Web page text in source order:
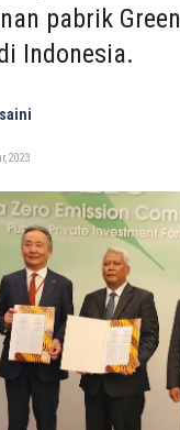
pabrik Green
Indonesia.
2023